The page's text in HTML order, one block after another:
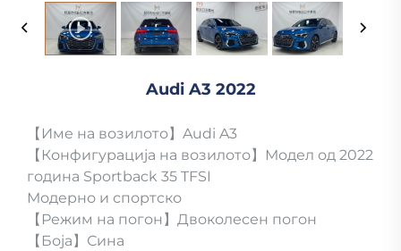
Audi A3 2022
【Име на возилото】Audi A3
【Конфигурација на возилото】Модел од 2022
година Sportback 35 TFSI
Модерно и спортско
【Режим на погон】Двоколесен погон
【Боја】Сина